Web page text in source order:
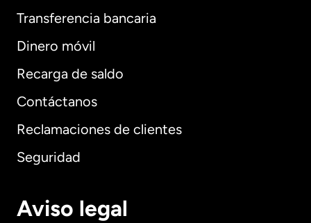
Transferencia bancaria
Dinero móvil
Recarga de saldo
Contáctanos
Reclamaciones de clientes
Seguridad
Aviso legal